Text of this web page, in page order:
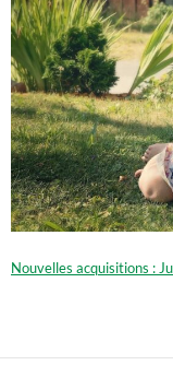
Nouvelles acquisitions :